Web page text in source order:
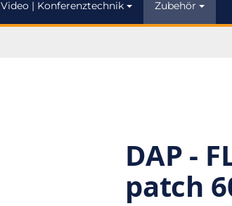
Video | Konferenztechnik Zubehör
DAP -
patch